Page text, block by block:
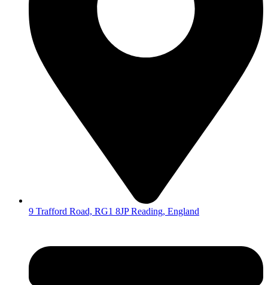
9 Trafford Road, RG1 8JP Reading, England